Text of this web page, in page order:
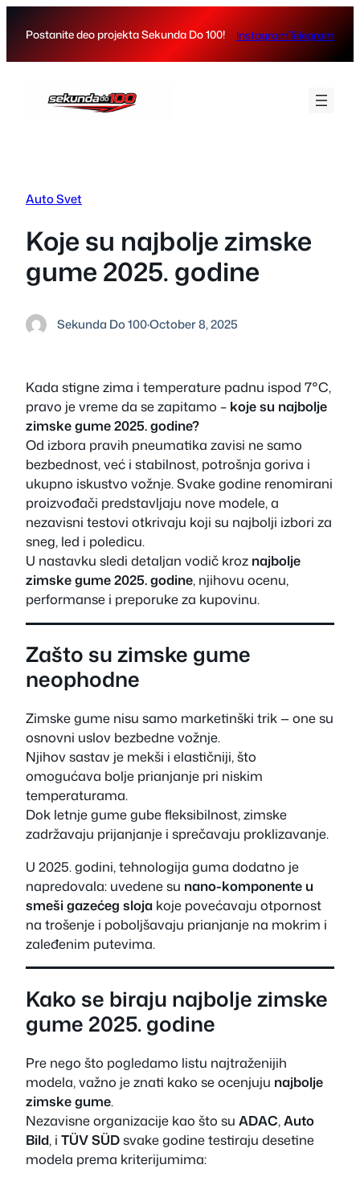
Postanite deo projekta Sekunda Do 100! InstagramTelegram
Auto Svet
Koje su najbolje zimske
gume 2025. godine
Sekunda Do 100·October 8, 2025
Kada stigne zima i temperature padnu ispod 7°C,
pravo je vreme da se zapitamo – koje su najbolje
zimske gume 2025. godine?
Od izbora pravih pneumatika zavisi ne samo
bezbednost, već i stabilnost, potrošnja goriva i
ukupno iskustvo vožnje. Svake godine renomirani
proizvođači predstavljaju nove modele, a
nezavisni testovi otkrivaju koji su najbolji izbori za
sneg, led i poledicu.
U nastavku sledi detaljan vodič kroz najbolje
zimske gume 2025. godine, njihovu ocenu,
performanse i preporuke za kupovinu.
Zašto su zimske gume
neophodne
Zimske gume nisu samo marketinški trik — one su
osnovni uslov bezbedne vožnje.
Njihov sastav je mekši i elastičniji, što
omogućava bolje prianjanje pri niskim
temperaturama.
Dok letnje gume gube fleksibilnost, zimske
zadržavaju prijanjanje i sprečavaju proklizavanje.
U 2025. godini, tehnologija guma dodatno je
napredovala: uvedene su nano-komponente u
smeši gazećeg sloja koje povećavaju otpornost
na trošenje i poboljšavaju prianjanje na mokrim i
zaleđenim putevima.
Kako se biraju najbolje zimske
gume 2025. godine
Pre nego što pogledamo listu najtraženijih
modela, važno je znati kako se ocenjuju najbolje
zimske gume.
Nezavisne organizacije kao što su ADAC,Auto
Bild, i TÜV SÜDsvake godine testiraju desetine
modela prema kriterijumima: